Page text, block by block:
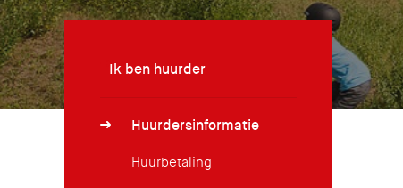
Ik ben huurder
Huurdersinformatie
Huurbetaling